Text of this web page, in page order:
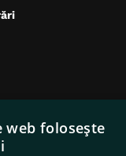
web folosește